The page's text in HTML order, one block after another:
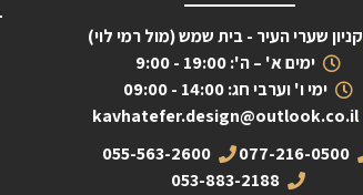
קניון שערי העיר - בית שמש (מול רמי לוי)
ימים א' – ה': 19:00 - 9:00
ימי ו' וערבי חג: 14:00 - 09:00
kavhatefer.design@outlook.co.il
077-216-0500
055-563-2600
053-883-2188